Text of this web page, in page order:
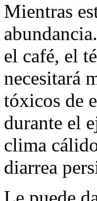
Mientras
el café, el
necesitará
tóxicos de
durante el
clima
diarrea